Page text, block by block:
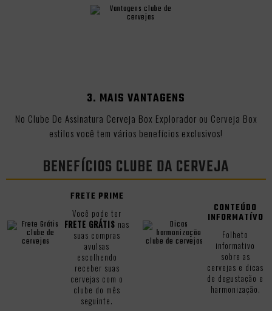
3. MAIS VANTAGENS
No Clube De Assinatura Cerveja Box Explorador ou Cerveja Box
estilos você tem vários benefícios exclusivos!
BENEFÍCIOS CLUBE DA CERVEJA
FRETE PRIME
Você pode ter
FRETE GRÁTIS nas
suas compras
avulsas
escolhendo
receber suas
cervejas com o
clube do mês
seguinte.
CONTEÚDO
INFORMATÍVO
Folheto
informativo
sobre as
cervejas e dicas
de degustação e
harmonização.